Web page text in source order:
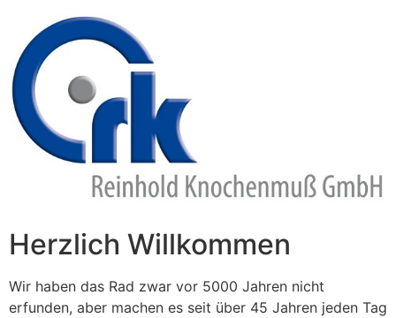
Inhalt
springen
Herzlich Willkommen
Wir haben das Rad zwar vor 5000 Jahren nicht
erfunden, aber machen es seit über 45 Jahren jeden Tag